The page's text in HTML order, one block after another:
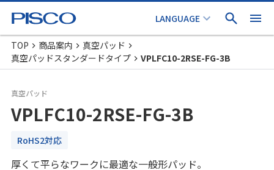
TOP 商品案内
真空パッド
真空パッドスタンダードタイプ
VPLFC10-2RSE-FG-3B
真空パッド
VPLFC10-2RSE-FG-3B
RoHS2対応
厚くて平らなワークに最適な一般形パッド。